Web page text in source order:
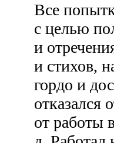
Все
с целью
и
и стихов,
гордо и
отказался
от работы